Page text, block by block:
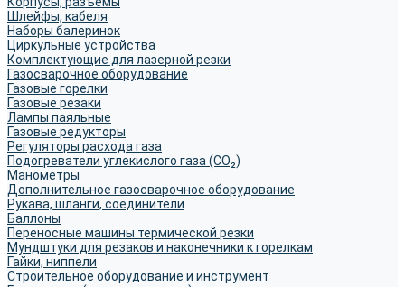
Шлейфы, кабеля
Наборы балеринок
Циркульные устройства
Комплектующие для лазерной резки
Газосварочное оборудование
Газовые горелки
Газовые резаки
Лампы паяльные
Газовые редукторы
Регуляторы расхода газа
Подогреватели углекислого газа (CO₂)
Манометры
Дополнительное газосварочное оборудование
Рукава, шланги, соединители
Баллоны
Переносные машины термической резки
Мундштуки для резаков и наконечники к горелкам
Гайки, ниппели
Строительное оборудование и инструмент